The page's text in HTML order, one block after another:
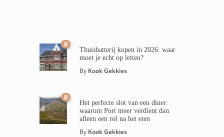
0
Thuisbatterij kopen in 2026: waar
moet je echt op letten?
By Kook Gekkies
0
Het perfecte slot van een diner:
waarom Port meer verdient dan
alleen een rol na het eten
By Kook Gekkies